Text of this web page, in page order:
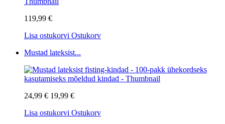
119,99 €
Lisa ostukorvi Ostukorv
Mustad lateksist...
24,99 € 19,99 €
Lisa ostukorvi Ostukorv